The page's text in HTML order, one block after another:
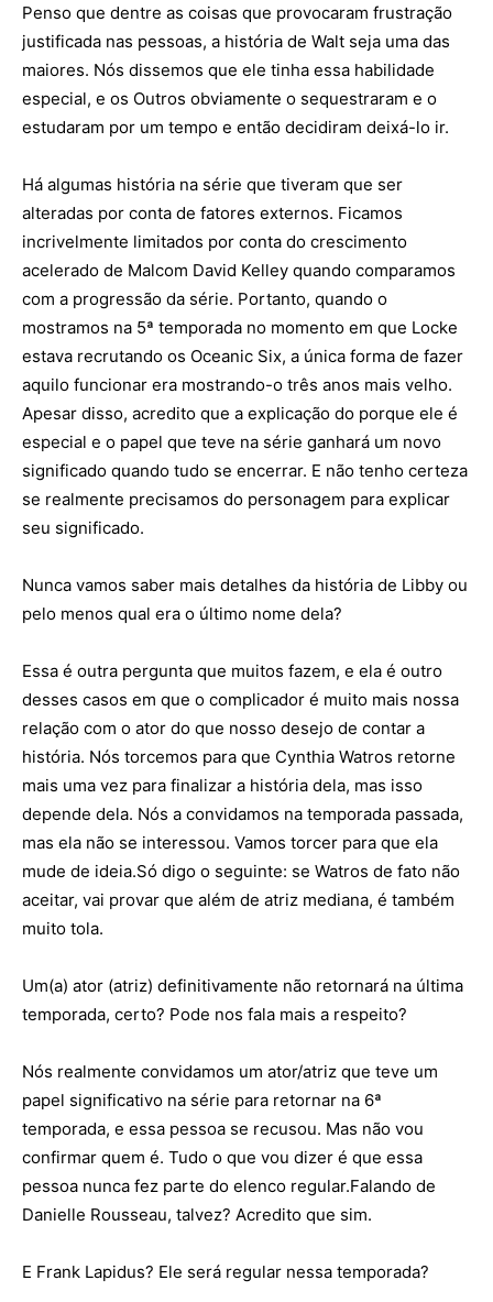
Penso que dentre as coisas que provocaram frustração
justificada nas pessoas, a história de Walt seja uma das
maiores. Nós dissemos que ele tinha essa habilidade
especial, e os Outros obviamente o sequestraram e o
estudaram por um tempo e então decidiram deixá-lo ir.
Há algumas história na série que tiveram que ser
alteradas por conta de fatores externos. Ficamos
incrivelmente limitados por conta do crescimento
acelerado de Malcom David Kelley quando comparamos
com a progressão da série. Portanto, quando o
mostramos na 5ª temporada no momento em que Locke
estava recrutando os Oceanic Six, a única forma de fazer
aquilo funcionar era mostrando-o três anos mais velho.
Apesar disso, acredito que a explicação do porque ele é
especial e o papel que teve na série ganhará um novo
significado quando tudo se encerrar. E não tenho certeza
se realmente precisamos do personagem para explicar
seu significado.
Nunca vamos saber mais detalhes da história de Libby ou
pelo menos qual era o último nome dela?
Essa é outra pergunta que muitos fazem, e ela é outro
desses casos em que o complicador é muito mais nossa
relação com o ator do que nosso desejo de contar a
história. Nós torcemos para que Cynthia Watros retorne
mais uma vez para finalizar a história dela, mas isso
depende dela. Nós a convidamos na temporada passada,
mas ela não se interessou. Vamos torcer para que ela
mude de ideia.Só digo o seguinte: se Watros de fato não
aceitar, vai provar que além de atriz mediana, é também
muito tola.
Um(a) ator (atriz) definitivamente não retornará na última
temporada, certo? Pode nos fala mais a respeito?
Nós realmente convidamos um ator/atriz que teve um
papel significativo na série para retornar na 6ª
temporada, e essa pessoa se recusou. Mas não vou
confirmar quem é. Tudo o que vou dizer é que essa
pessoa nunca fez parte do elenco regular.Falando de
Danielle Rousseau, talvez? Acredito que sim.
E Frank Lapidus? Ele será regular nessa temporada?